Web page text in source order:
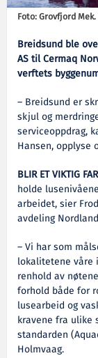
Foto: Grovfjord
Breidsund ble
AS til Cermaq
verftets
– Breidsund er
skjul og
serviceoppdrag,
Hansen, opplyse
BLIR ET VIKTIG
holde
arbeidet, sier
avdeling
– Vi har som
lokalitetene våre
renhold av
forhold både for
lusearbeid og
kravene fra ulike
standarden
Holmvaag.